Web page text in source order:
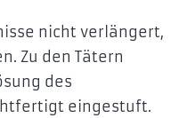
nicht verlängert,
Zu den Tätern
des
eingestuft.